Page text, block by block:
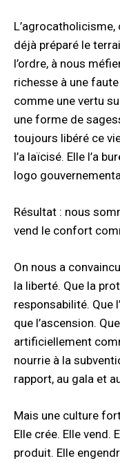
déjà préparé le
l’ordre, à nous
richesse à une
comme une vertu
une forme de
toujours libéré ce
l’a laïcisé. Elle l’a
logo
Résultat : nous
vend le confort
On nous a
la liberté. Que la
responsabilité. Que
que l’ascension.
artificiellement
nourrie à la
rapport, au gala et
Mais une culture
Elle crée. Elle vend.
produit. Elle